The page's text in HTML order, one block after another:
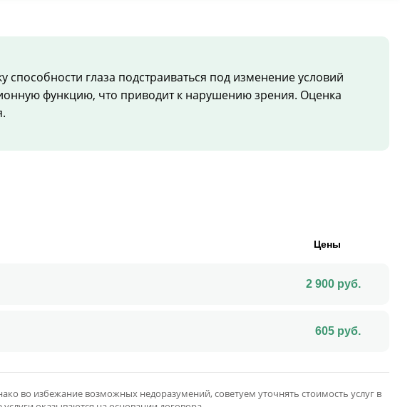
глаза подстраиваться под изменение условий
функцию, что приводит к нарушению зрения. Оценка
Цены
2 900 руб.
605 руб.
во избежание возможных недоразумений, советуем уточнять стоимость услуг в